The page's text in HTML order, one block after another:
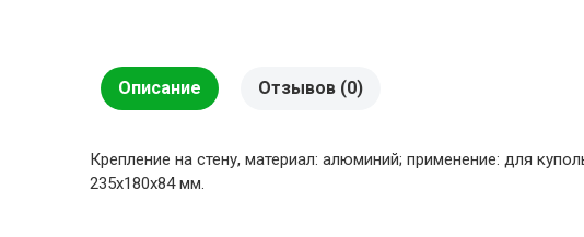
Описание Отзывов (0)
Крепление на стену, материал: алюминий; применение: для
235х180х84 мм.